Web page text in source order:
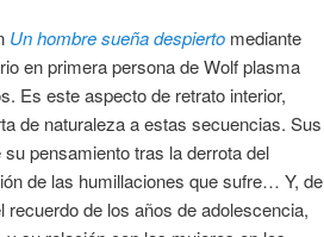
Un hombre sueña despierto mediante
en primera persona de Wolf plasma
Es este aspecto de retrato interior,
de naturaleza a estas secuencias. Sus
pensamiento tras la derrota del
de las humillaciones que sufre… Y, de
de los años de adolescencia,